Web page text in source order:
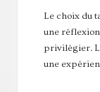
Le choix du
une
privilégier.
une